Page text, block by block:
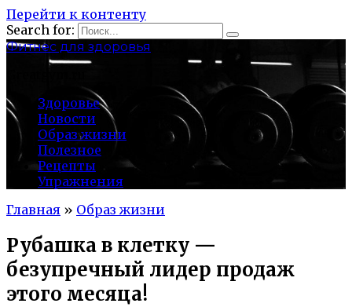
Перейти к контенту
Search for:
Фитнес для здоровья
Здоровье
Новости
Образ жизни
Полезное
Рецепты
Упражнения
Главная » Образ жизни
Рубашка в клетку —
безупречный лидер продаж
этого месяца!